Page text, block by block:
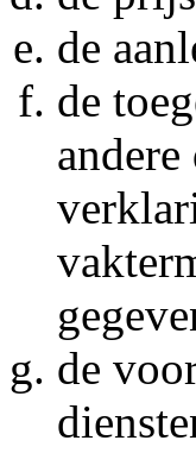
de
de
de